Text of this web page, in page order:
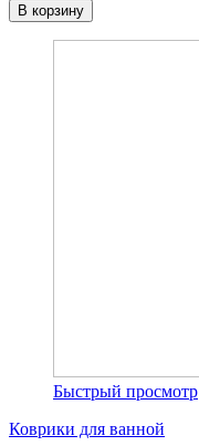
В корзину
Быстрый просмотр
Коврики для ванной